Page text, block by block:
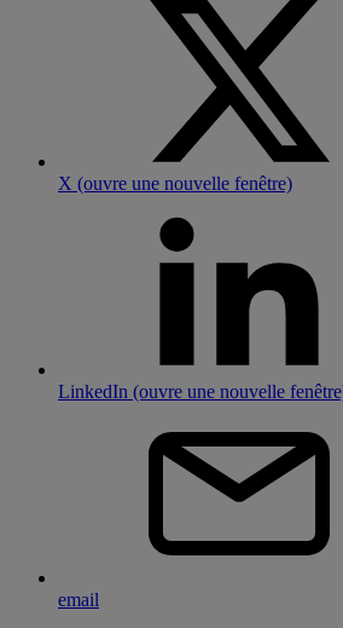
X (ouvre une nouvelle fenêtre)
LinkedIn (ouvre une nouvelle
email